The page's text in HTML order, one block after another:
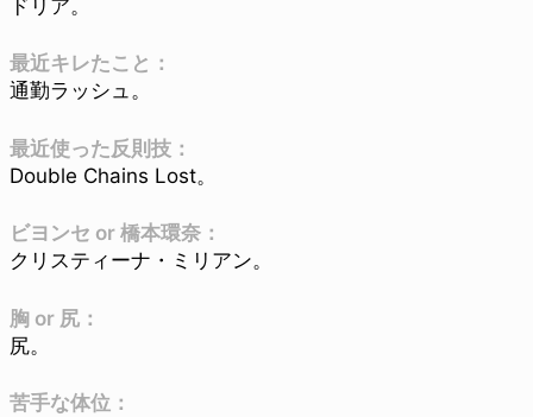
ドリア。
最近キレたこと：
通勤ラッシュ。
最近使った反則技：
Double Chains Lost。
ビヨンセ or 橋本環奈：
クリスティーナ・ミリアン。
胸 or 尻：
尻。
苦手な体位：